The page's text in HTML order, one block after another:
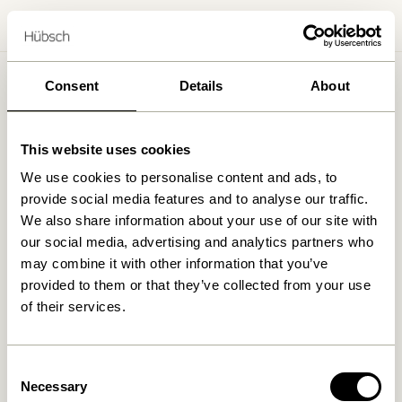
Consent Details About
This website uses cookies
We use cookies to personalise content and ads, to
provide social media features and to analyse our traffic.
We also share information about your use of our site with
our social media, advertising and analytics partners who
may combine it with other information that you’ve
provided to them or that they’ve collected from your use
of their services.
Selection
Necessary
Accueil B2B-Termes et conditions / B2B-FAQ
FAQ
Conditions générales de vente
Retours et Remboursements
Politique de confidentialité Politique de cookie